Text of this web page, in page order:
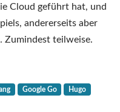
Cloud geführt hat, und
andererseits aber
Zumindest teilweise.
Google Go Hugo